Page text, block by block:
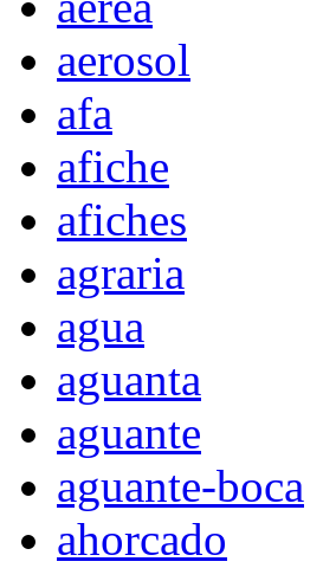
aerosol
afa
afiche
afiches
agraria
agua
aguanta
aguante
aguante-boca
ahorcado